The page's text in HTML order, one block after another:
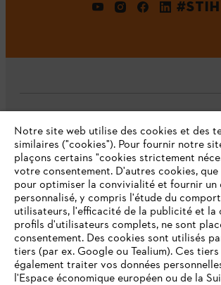
L'Entreprise
Questions fréquentes
Service
Notre site web utilise des cookies et des
similaires ("cookies"). Pour fournir notre
plaçons certains "cookies strictement
votre consentement. D'autres cookies,
pour optimiser la convivialité et fournir un
personnalisé, y compris l'étude du
utilisateurs, l'efficacité de la publicité et la
profils d'utilisateurs complets, ne sont
consentement. Des cookies sont utilisés
tiers (par ex. Google ou Tealium). Ces
également traiter vos données
l'Espace économique européen ou de la